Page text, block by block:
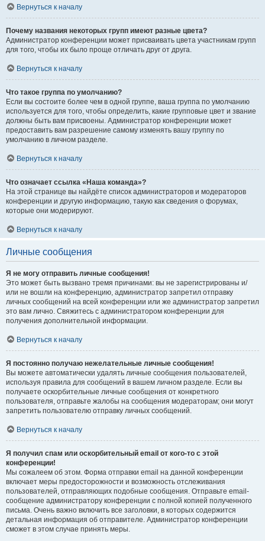
Вернуться к началу
Почему названия некоторых групп имеют разные цвета?
Администратор конференции может присваивать цвета участникам групп
для того, чтобы их было проще отличать друг от друга.
Вернуться к началу
Что такое группа по умолчанию?
Если вы состоите более чем в одной группе, ваша группа по умолчанию
используется для того, чтобы определить, какие групповые цвет и звание
должны быть вам присвоены. Администратор конференции может
предоставить вам разрешение самому изменять вашу группу по
умолчанию в личном разделе.
Вернуться к началу
Что означает ссылка «Наша команда»?
На этой странице вы найдёте список администраторов и модераторов
конференции и другую информацию, такую как сведения о форумах,
которые они модерируют.
Вернуться к началу
Личные сообщения
Я не могу отправить личные сообщения!
Это может быть вызвано тремя причинами: вы не зарегистрированы и/
или не вошли на конференцию, администратор запретил отправку
личных сообщений на всей конференции или же администратор запретил
это вам лично. Свяжитесь с администратором конференции для
получения дополнительной информации.
Вернуться к началу
Я постоянно получаю нежелательные личные сообщения!
Вы можете автоматически удалять личные сообщения пользователей,
используя правила для сообщений в вашем личном разделе. Если вы
получаете оскорбительные личные сообщения от конкретного
пользователя, отправьте жалобы на сообщения модераторам; они могут
запретить пользователю отправку личных сообщений.
Вернуться к началу
Я получил спам или оскорбительный email от кого-то с этой
конференции!
Мы сожалеем об этом. Форма отправки email на данной конференции
включает меры предосторожности и возможность отслеживания
пользователей, отправляющих подобные сообщения. Отправьте email-
сообщение администратору конференции с полной копией полученного
письма. Очень важно включить все заголовки, в которых содержится
детальная информация об отправителе. Администратор конференции
сможет в этом случае принять меры.